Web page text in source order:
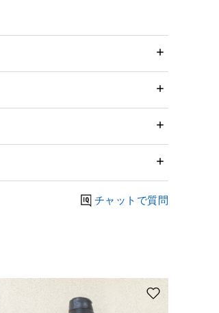
チャットで質問